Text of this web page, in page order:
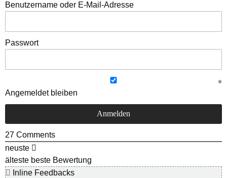
Benutzername oder E-Mail-Adresse
Passwort
Angemeldet bleiben
27 Comments
neuste
älteste beste Bewertung
Inline Feedbacks